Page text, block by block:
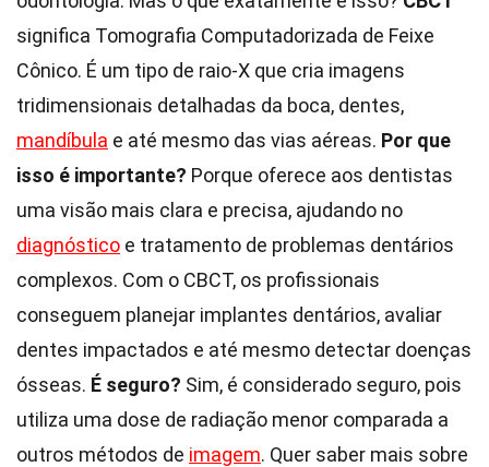
significa Tomografia Computadorizada de Feixe
Cônico. É um tipo de raio-X que cria imagens
tridimensionais detalhadas da boca, dentes,
mandíbula e até mesmo das vias aéreas. Por que
isso é importante? Porque oferece aos dentistas
uma visão mais clara e precisa, ajudando no
diagnóstico e tratamento de problemas dentários
complexos. Com o CBCT, os profissionais
conseguem planejar implantes dentários, avaliar
dentes impactados e até mesmo detectar doenças
ósseas. É seguro? Sim, é considerado seguro, pois
utiliza uma dose de radiação menor comparada a
outros métodos de imagem. Quer saber mais sobre